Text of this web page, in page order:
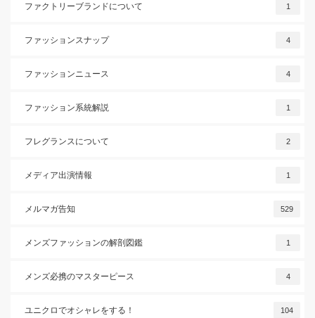
ファクトリーブランドについて 1
ファッションスナップ 4
ファッションニュース 4
ファッション系統解説 1
フレグランスについて 2
メディア出演情報 1
メルマガ告知 529
メンズファッションの解剖図鑑 1
メンズ必携のマスターピース 4
ユニクロでオシャレをする！ 104